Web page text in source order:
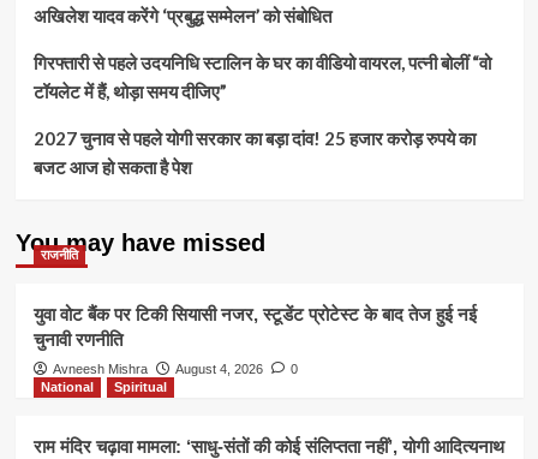
अखिलेश यादव करेंगे ‘प्रबुद्ध सम्मेलन’ को संबोधित
गिरफ्तारी से पहले उदयनिधि स्टालिन के घर का वीडियो वायरल, पत्नी बोलीं “वो
टॉयलेट में हैं, थोड़ा समय दीजिए”
2027 चुनाव से पहले योगी सरकार का बड़ा दांव! 25 हजार करोड़ रुपये का
बजट आज हो सकता है पेश
You may have missed
राजनीति
युवा वोट बैंक पर टिकी सियासी नजर, स्टूडेंट प्रोटेस्ट के बाद तेज हुई नई
चुनावी रणनीति
Avneesh Mishra August 4, 2026
0
National
Spiritual
राम मंदिर चढ़ावा मामला: ‘साधु-संतों की कोई संलिप्तता नहीं’, योगी आदित्यनाथ